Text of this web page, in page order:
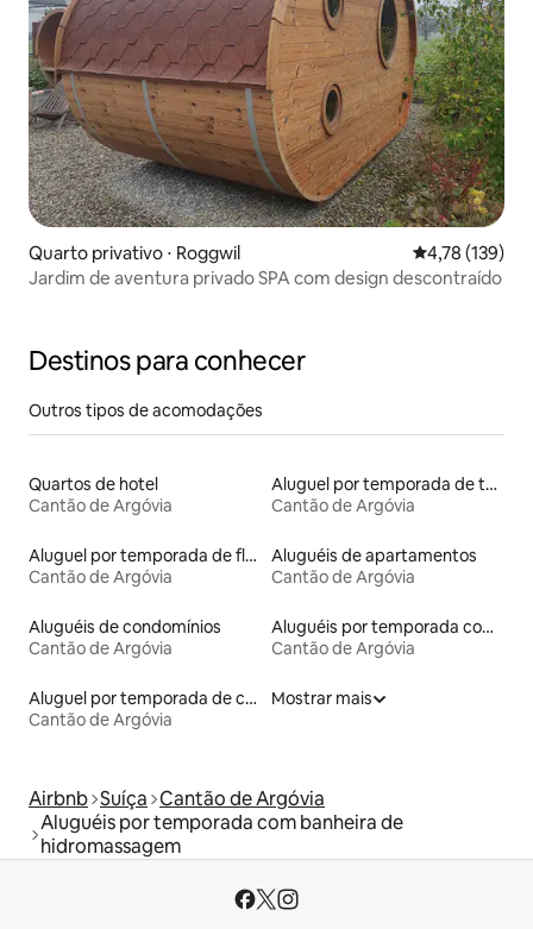
Quarto privativo ⋅ Roggwil 4,78 de uma
4,78 (139)
Jardim de aventura privado SPA com design descontraído
Destinos para conhecer
Outros tipos de acomodações
Quartos de hotel
Cantão de Argóvia
Aluguel por temporada de townhouses
Cantão de Argóvia
Aluguel por temporada de flats
Cantão de Argóvia
Aluguéis de apartamentos
Cantão de Argóvia
Aluguéis de condomínios
Cantão de Argóvia
Aluguéis por temporada com café da manhã
Cantão de Argóvia
Aluguel por temporada de casas de hóspedes
Cantão de Argóvia
Mostrar mais
Airbnb Suíça Cantão de Argóvia
Aluguéis por temporada com banheira de
hidromassagem